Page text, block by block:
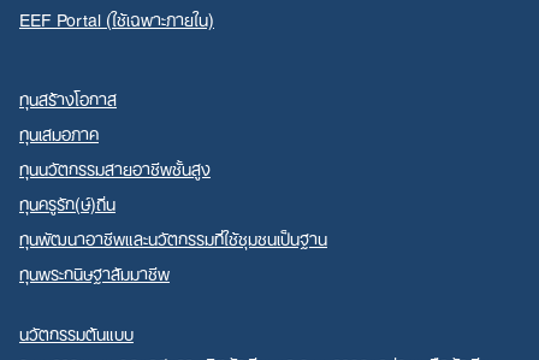
EEF Portal (ใช้เฉพาะภายใน)
ทุนสร้างโอกาส
ทุนเสมอภาค
ทุนนวัตกรรมสายอาชีพชั้นสูง
ทุนครูรัก(ษ์)ถิ่น
ทุนพัฒนาอาชีพและนวัตกรรมที่ใช้ชุมชนเป็นฐาน
ทุนพระกนิษฐาสัมมาชีพ
นวัตกรรมต้นแบบ